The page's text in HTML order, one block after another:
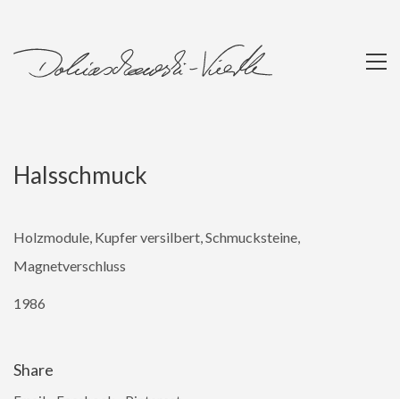
Halsschmuck
Holzmodule, Kupfer versilbert, Schmucksteine,
Magnetverschluss
1986
Share